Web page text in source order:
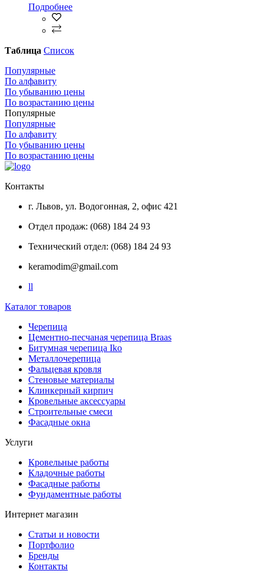
Подробнее
Таблица Список
Популярные
По алфавиту
По убыванию цены
По возрастанию цены
Популярные
Популярные
По алфавиту
По убыванию цены
По возрастанию цены
Контакты
г. Львов, ул. Водогонная, 2, офис 421
Отдел продаж: (068) 184 24 93
Технический отдел: (068) 184 24 93
keramodim@gmail.com
ll
Каталог товаров
Черепица
Цементно-песчаная черепица Braas
Битумная черепица Iko
Металлочерепица
Фальцевая кровля
Стеновые материалы
Клинкерный кирпич
Кровельные аксессуары
Строительные смеси
Фасадные окна
Услуги
Кровельные работы
Кладочные работы
Фасадные работы
Фундаментные работы
Интернет магазин
Статьи и новости
Портфолио
Бренды
Контакты